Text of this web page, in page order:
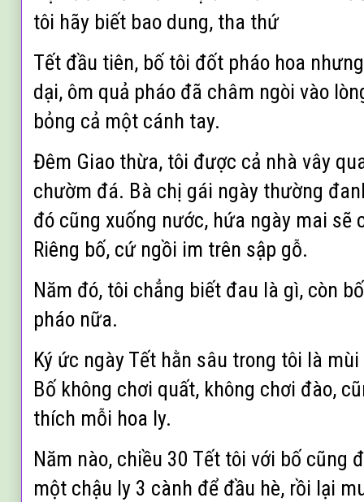
tôi hãy biết bao dung, tha thứ
Tết đầu tiên, bố tôi đốt pháo hoa
dại, ôm quả pháo đã châm ngòi vào
bỏng cả một cánh tay.
Đêm Giao thừa, tôi được cả nhà vây
chườm đá. Bà chị gái ngày thường
đó cũng xuống nước, hứa ngày mai sẽ
Riêng bố, cứ ngồi im trên sập gỗ.
Năm đó, tôi chẳng biết đau là gì, còn
pháo nữa.
Ký ức ngày Tết hằn sâu trong tôi là
Bố không chơi quất, không chơi đào,
thích mỗi hoa ly.
Năm nào, chiều 30 Tết tôi với bố cũng
một chậu ly 3 cành để đầu hè, rồi lại